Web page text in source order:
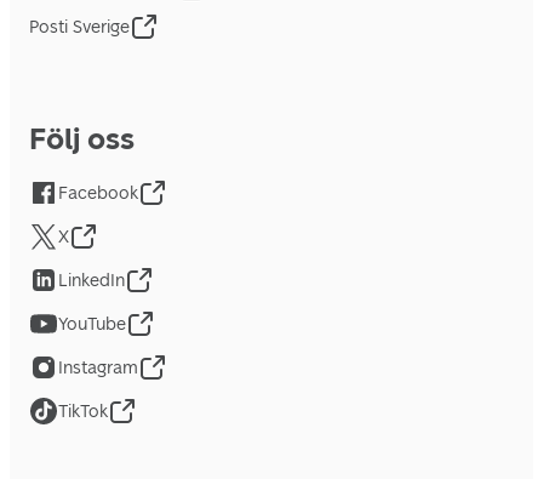
Posti Sverige
Följ oss
Facebook
X
LinkedIn
YouTube
Instagram
TikTok